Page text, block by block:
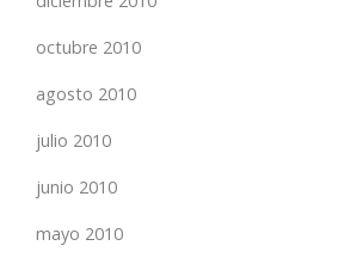
octubre 2010
agosto 2010
julio 2010
junio 2010
mayo 2010